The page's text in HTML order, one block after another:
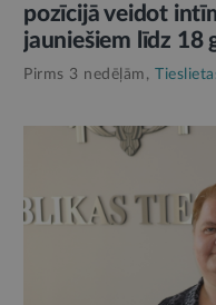
pozīcijā veidot
jauniešiem līdz 18
Pirms 3 nedēļām,